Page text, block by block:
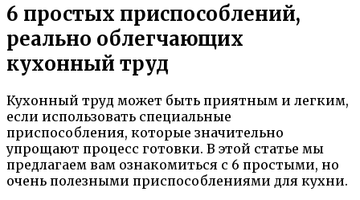
6 простых приспособлений,
реально облегчающих
кухонный труд
Кухонный труд может быть приятным и легким,
если использовать специальные
приспособления, которые значительно
упрощают процесс готовки. В этой статье мы
предлагаем вам ознакомиться с 6 простыми, но
очень полезными приспособлениями для кухни.